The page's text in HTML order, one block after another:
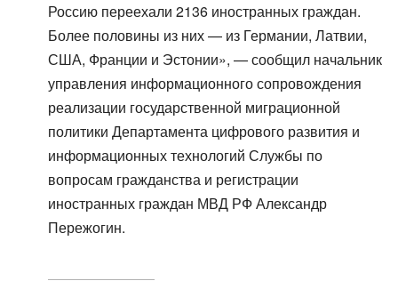
Россию переехали 2136 иностранных граждан.
Более половины из них — из Германии, Латвии,
США, Франции и Эстонии», — сообщил начальник
управления информационного сопровождения
реализации государственной миграционной
политики Департамента цифрового развития и
информационных технологий Службы по
вопросам гражданства и регистрации
иностранных граждан МВД РФ Александр
Пережогин.